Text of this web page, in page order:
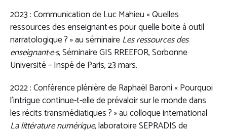
2023 : Communication de Luc Mahieu « Quelles
ressources des enseignant·es pour quelle boite à outil
narratologique ? » au séminaireLes ressources des
enseignant·e·s, Séminaire GIS RREEFOR, Sorbonne
Université – Inspé de Paris, 23 mars.
2022 : Conférence plénière de Raphaël Baroni « Pourquoi
l’intrigue continue-t-elle de prévaloir sur le monde dans
les récits transmédiatiques ? » au colloque international
La littérature numérique, laboratoire SEPRADIS de